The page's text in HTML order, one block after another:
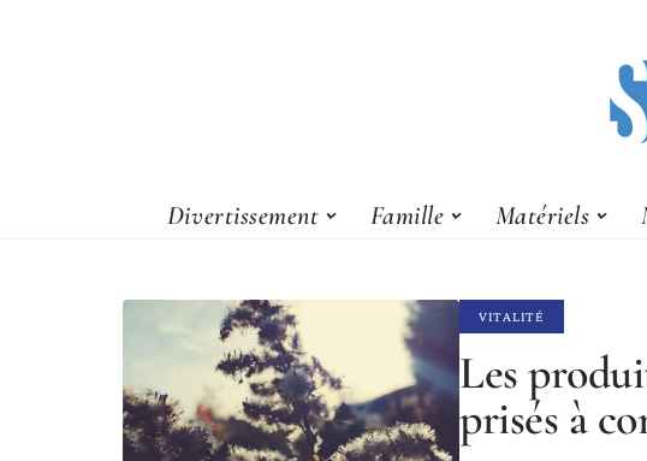
Divertissement Famille Matériels
VITALITÉ
Les
prisés à